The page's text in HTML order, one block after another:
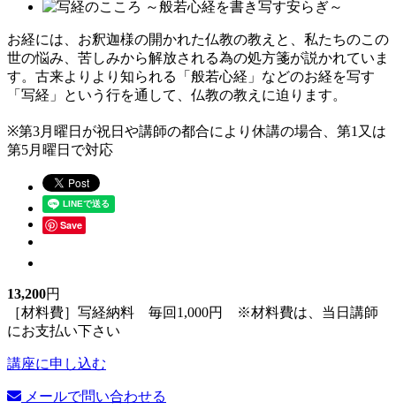
お経には、お釈迦様の開かれた仏教の教えと、私たちのこの
世の悩み、苦しみから解放される為の処方箋が説かれていま
す。古来よりより知られる「般若心経」などのお経を写す
「写経」という行を通して、仏教の教えに迫ります。
※第3月曜日が祝日や講師の都合により休講の場合、第1又は
第5月曜日で対応
Save
13,200円
［材料費］写経納料 毎回1,000円 ※材料費は、当日講師
にお支払い下さい
講座に申し込む
メールで問い合わせる